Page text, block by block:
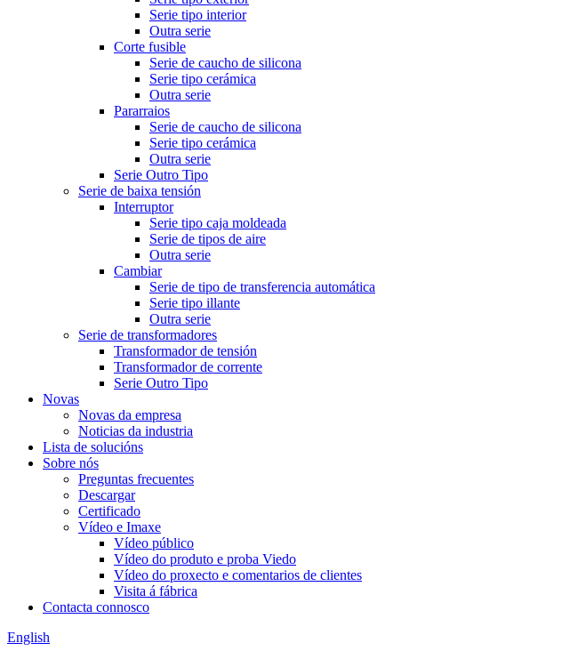
Serie tipo interior
Outra serie
Corte fusible
Serie de caucho de silicona
Serie tipo cerámica
Outra serie
Pararraios
Serie de caucho de silicona
Serie tipo cerámica
Outra serie
Serie Outro Tipo
Serie de baixa tensión
Interruptor
Serie tipo caja moldeada
Serie de tipos de aire
Outra serie
Cambiar
Serie de tipo de transferencia automática
Serie tipo illante
Outra serie
Serie de transformadores
Transformador de tensión
Transformador de corrente
Serie Outro Tipo
Novas
Novas da empresa
Noticias da industria
Lista de solucións
Sobre nós
Preguntas frecuentes
Descargar
Certificado
Vídeo e Imaxe
Vídeo público
Vídeo do produto e proba Viedo
Vídeo do proxecto e comentarios de clientes
Visita á fábrica
Contacta connosco
English